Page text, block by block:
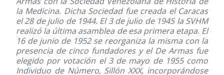
la Medicina. Dicha Sociedad fue creada el Caracas
el 28 de julio de 1944. El 3 de julio de 1945 la SVHM
realizó la última asamblea de esa primera etapa. El
16 de junio de 1952 se reorganiza la misma con la
presencia de cinco fundadores y el De Armas fue
elegido por votación el 3 de mayo de 1955 como
Individuo de Número, Sillón XXX, incorporándose